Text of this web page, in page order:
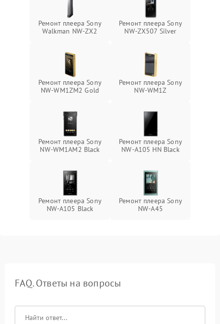
Ремонт плеера Sony
Walkman NW-ZX2
Ремонт плеера Sony
NW-ZX507 Silver
Ремонт плеера Sony
NW-WM1ZM2 Gold
Ремонт плеера Sony
NW-WM1Z
Ремонт плеера Sony
NW-WM1AM2 Black
Ремонт плеера Sony
NW-A105 HN Black
Ремонт плеера Sony
NW-A105 Black
Ремонт плеера Sony
NW-A45
FAQ. Ответы на вопросы